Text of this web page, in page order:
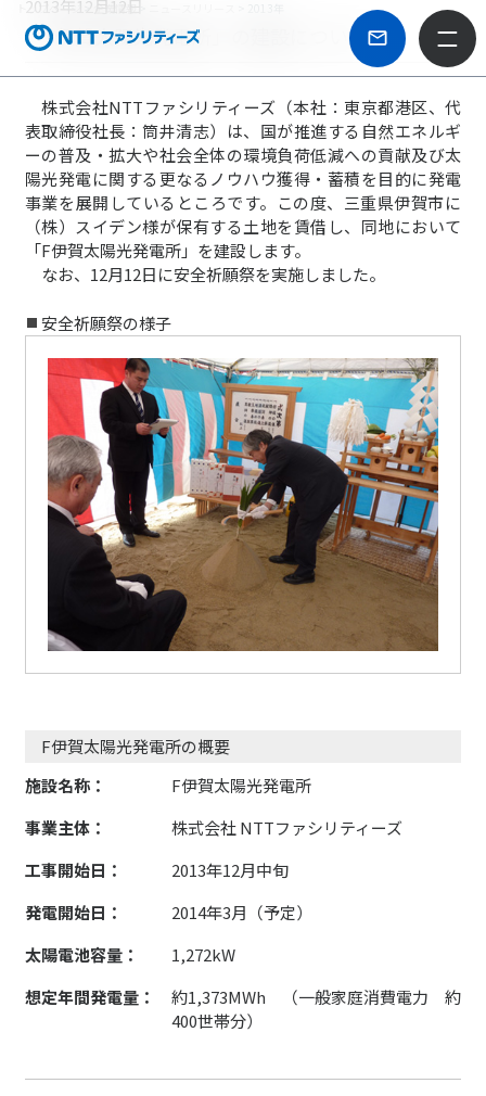
トップページ > 企業情報
2013年12月12日
「F伊賀太陽光発電所」の建設について
株式会社NTTファシリティーズ（本社：東京都港区、代
表取締役社長：筒井清志）は、国が推進する自然エネルギ
ーの普及・拡大や社会全体の環境負荷低減への貢献及び太
陽光発電に関する更なるノウハウ獲得・蓄積を目的に発電
事業を展開しているところです。この度、三重県伊賀市に
（株）スイデン様が保有する土地を賃借し、同地において
「F伊賀太陽光発電所」を建設します。
なお、12月12日に安全祈願祭を実施しました。
安全祈願祭の様子
F伊賀太陽光発電所の概要
施設名称：
F伊賀太陽光発電所
事業主体：
株式会社 NTTファシリティーズ
工事開始日：
2013年12月中旬
発電開始日：
2014年3月（予定）
太陽電池容量：
1,272kW
想定年間発電量：
約1,373MWh （一般家庭消費電力 約
400世帯分）